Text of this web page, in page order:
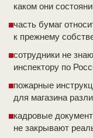
каком они
часть бумаг
к прежнему
сотрудники не
инспектору по
пожарные
для магазина
кадровые
не закрывают